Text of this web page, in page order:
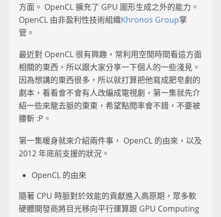
方面。 OpenCL 擴充了 GPU 圖形生成之外的能力。
OpenCL 由非盈利性技術組織Khronos Group掌
管。
最近對 OpenCL 很有興趣，常利用空閒時間看這方面
相關的東西，所以跟大家分享一下個人的一些淺見。
因為想講的東西很多，所以就打算把他寫成肥皂劇的
劇本，看看會不會有人改編成電視劇，第一集就先介
紹一些來龍去脈的東東，希望點閱率會不錯，不要被
腰斬 :P。
第一集暖身就來介紹兩件事， OpenCL 的由來，以及
2012 年底前支援的狀況。
OpenCL 的由來
隨著 CPU 時脈對於效能的貢獻進入高原期，眾多軟
硬體開發商將目光移向平行運算跟 GPU Computing